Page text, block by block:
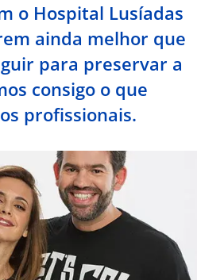
o Hospital Lusíadas
ainda melhor que
para preservar a
consigo o que
profissionais.